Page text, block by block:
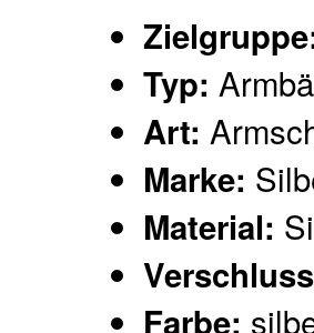
Typ:
Art:
Marke:
Material:
Farbe: